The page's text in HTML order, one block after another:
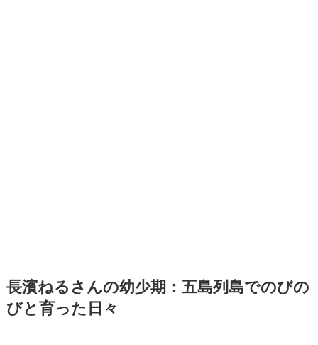
長濱ねるさんの幼少期：五島列島でのびの
びと育った日々